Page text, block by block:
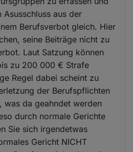
Asusschluss aus der
Berufsverbot gleich. Hier
seine Beiträge nicht zu
Laut Satzung können
zu 200 000 € Strafe
Regel dabei scheint zu
der Berufspflichten
was da geahndet werden
durch normale Gerichte
Sie sich irgendetwas
Gericht NICHT